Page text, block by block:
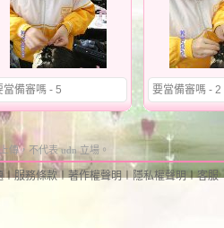
當備審嗎 - 5 要當備審嗎 - 2
傳，不代表 udn 立場。
︱服務條款︱著作權聲明︱隱私權聲明︱客服